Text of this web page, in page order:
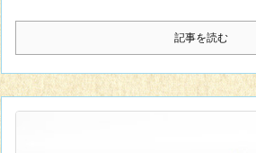
記事を読む